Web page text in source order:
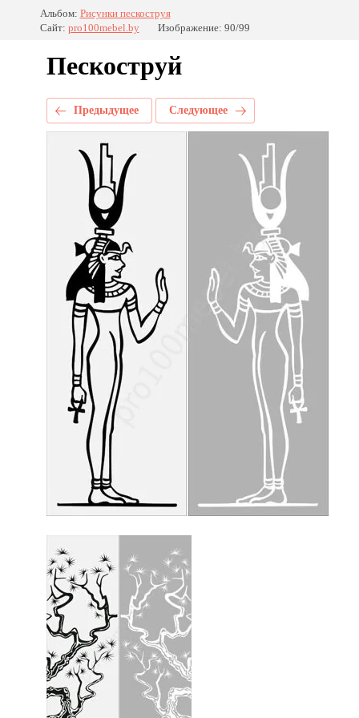
Альбом: Рисунки пескоструя
Сайт: pro100mebel.by Изображение: 90/99
Пескоструй
Предыдущее Следующее